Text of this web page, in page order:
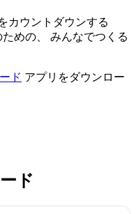
カウントダウンする
めの、 みんなでつくる
ド アプリをダウンロー
ド